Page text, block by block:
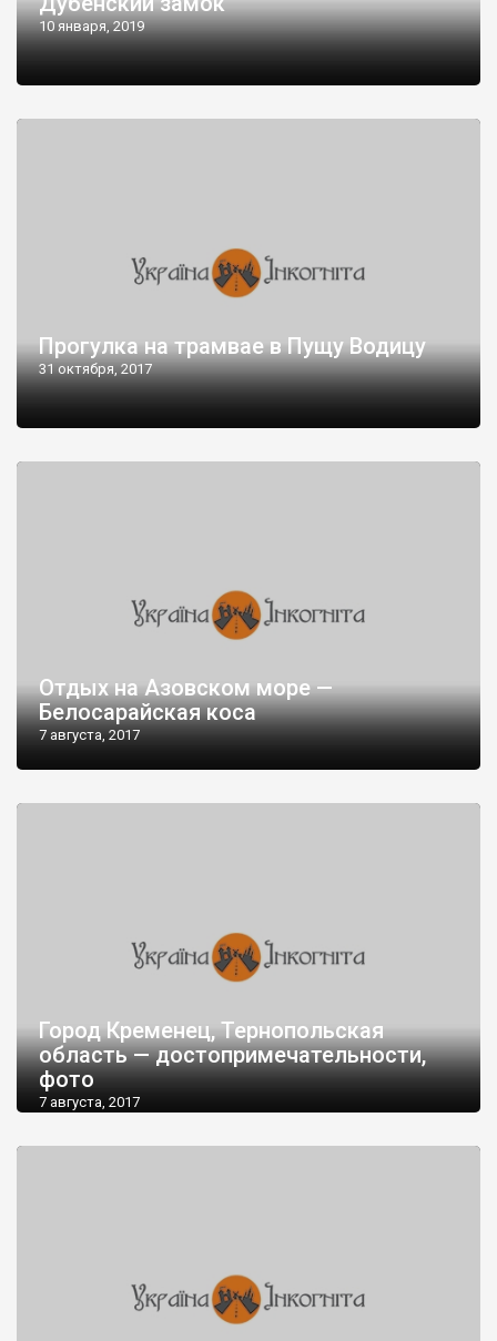
10 января, 2019
Прогулка на трамвае в Пущу Водицу
31 октября, 2017
Отдых на Азовском море —
Белосарайская коса
7 августа, 2017
Город Кременец, Тернопольская
область — достопримечательности,
фото
7 августа, 2017